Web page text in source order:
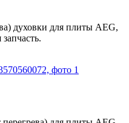
духовки для плиты AEG,